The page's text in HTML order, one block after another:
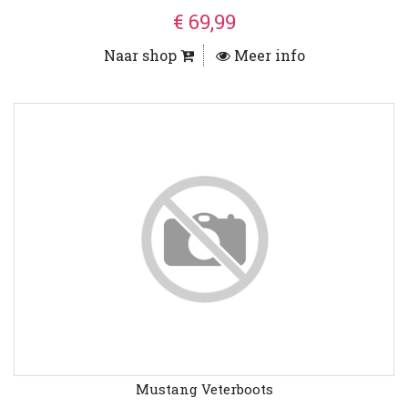
€ 69,99
Naar shop Meer info
Mustang Veterboots